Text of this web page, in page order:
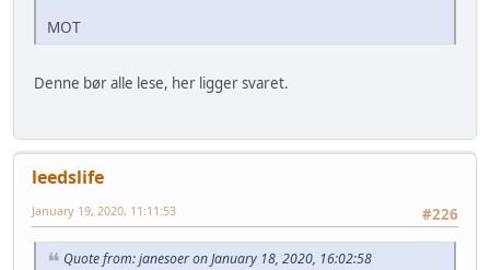
MOT
Denne bør alle lese, her ligger svaret.
leedslife
#226
January 19, 2020, 11:11:53
Quote from: janesoer on January 18, 2020, 16:02:58